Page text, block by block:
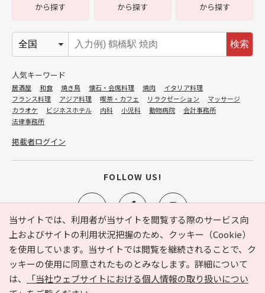
当サイトでは、利用者が当サイトを閲覧する際のサービス向
上およびサイトの利用状況把握のため、クッキー（Cookie）
を使用しています。当サイトでは閲覧を継続されることで、ク
ッキーの使用に同意されたものとみなします。詳細について
は、
「当社ウェブサイトにおける個人情報の取り扱いについ
e-NAVITA（イーナビタ）とは？ お気に入り
ヘルプ
利用規約
個人情報の取り扱いについて
運営会社
サイトマップ
広告掲載に関するお問い合わせ
から探す
から探す
から探す
検索
人気キーワード
居酒屋 和食 焼き鳥 懐石・会席料理 焼肉
イタリア料理
フランス料理
アジア料理 喫茶・カフェ リラクゼーション
マッサージ
カラオケ
ビジネスホテル 内科 小児科 動物病院
会計事務所
法律事務所
掲載者ログイン
FOLLOW US!